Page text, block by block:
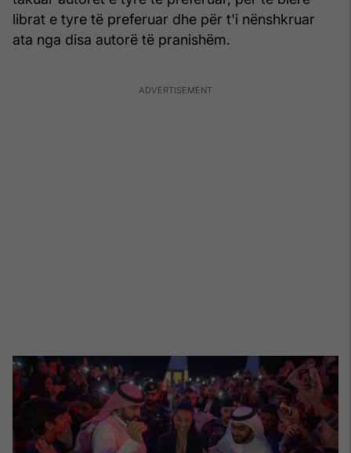
librat e tyre të preferuar dhe për t'i nënshkruar
ata nga disa autorë të pranishëm.